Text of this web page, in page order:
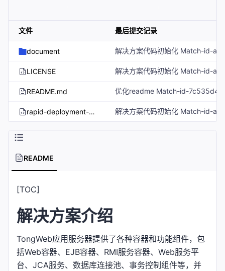
文件 最后提交记录
document
LICENSE
README.md
rapid-deployment-of-tongweb-application-server.tf.json
README
[TOC]
解决方案介绍
TongWeb应用服务器提供了各种容器和功能组件，包
括Web容器、EJB容器、RMI服务容器、Web服务平
台、JCA服务、数据库连接池、事务控制组件等，并